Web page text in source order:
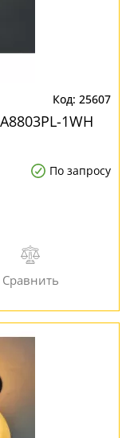
25607
1WH
По запросу